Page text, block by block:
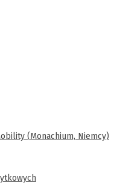
(Monachium, Niemcy)